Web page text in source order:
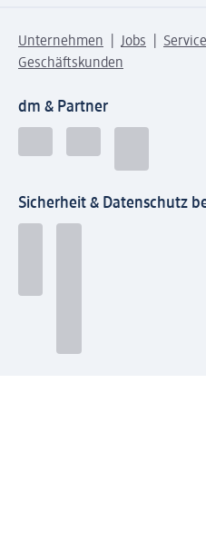
Unternehmen Jobs
Geschäftskunden
dm & Partner
Sicherheit & Datenschutz